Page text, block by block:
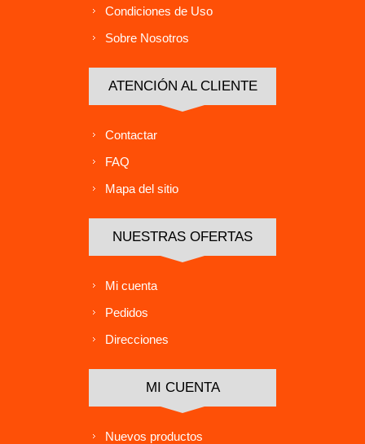
Condiciones de Uso
Sobre Nosotros
ATENCIÓN AL CLIENTE
Contactar
FAQ
Mapa del sitio
NUESTRAS OFERTAS
Mi cuenta
Pedidos
Direcciones
MI CUENTA
Nuevos productos